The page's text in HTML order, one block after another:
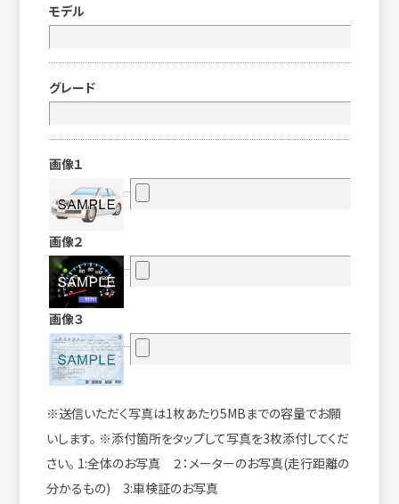
モデル
グレード
画像１
画像２
画像３
※送信いただく写真は1枚あたり5MBまでの容量でお願
いします。 ※添付箇所をタップして写真を3枚添付してくだ
さい。 1:全体のお写真 ２：メーターのお写真(走行距離の
分かるもの) 3:車検証のお写真